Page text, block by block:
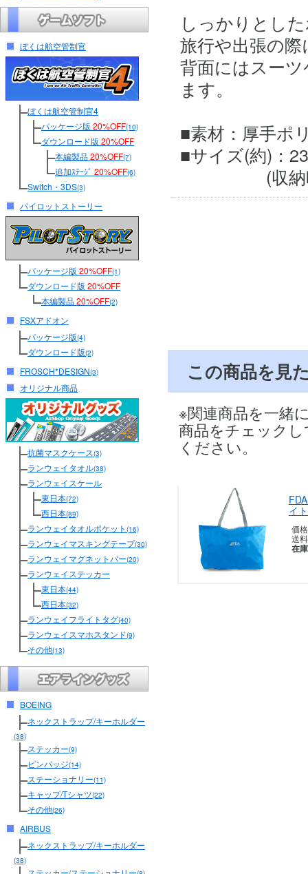
ぼくは航空管制官
ぼくは航空管制官4
パッケージ版 20%OFF(10)
ダウンロード版 20%OFF
本編製品20%OFF(7)
追加ｽﾃｰｼﾞ 20%OFF(6)
Switch・3DS(3)
パイロットストーリー
パッケージ版 20%OFF(1)
ダウンロード版 20%OFF
本編製品20%OFF(2)
FSXアドオン
パッケージ版(4)
ダウンロード版(2)
FROSCH*DESIGN(3)
オリジナル商品
抗菌マスクケース(3)
ランウェイタオル(38)
ランウェイスケール
東日本(72)
西日本(89)
ランウェイタオルポケット (16)
ランウェイマスキングテープ(30)
ランウェイマグネットバー(20)
ランウェイステッカー
東日本(44)
西日本(32)
ランウェイフライトタグ(40)
ランウェイスマホスタンド(9)
その他(13)
BOEING
ネックストラップ/キーホルダー
(38)
ステッカー(9)
ピンバッジ(14)
ステーショナリー(11)
キャップ/Tシャツ(22)
その他(26)
AIRBUS
ネックストラップ/キーホルダー
(38)
しっかりとし
旅行や出張の
背面にはスー
ます。
■素材：厚手ポ
■サイズ(約)：
(収納時：
この商品を見
※関連商品を一緒
商品をチェック
ください。
イ
価
送
在